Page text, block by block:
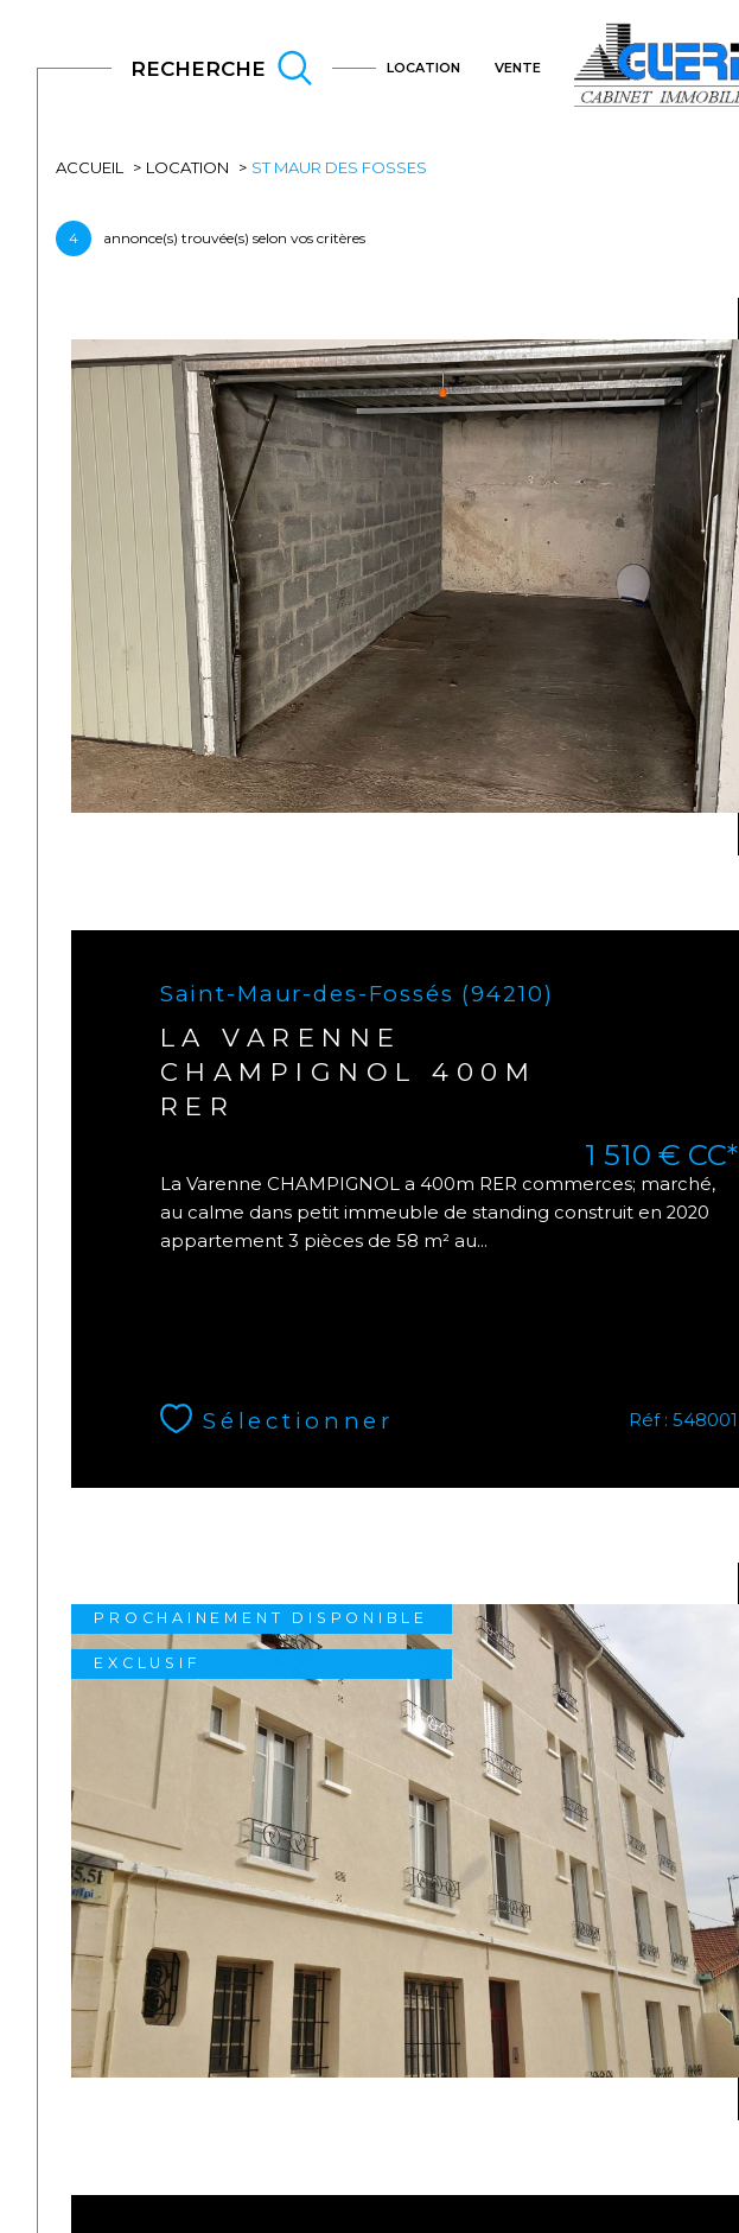
LOCATION VENTE
RECHERCHE
94100 - Saint-Maur-des-Fossés
ACCUEIL LOCATION ST MAUR DES FOSSES
4 annonce(s) trouvée(s) selon vos critères
Saint-Maur-des-Fossés (94210)
LA VARENNE
CHAMPIGNOL 400M
RER
1 510 € CC*
La Varenne CHAMPIGNOL a 400m RER commerces; marché,
au calme dans petit immeuble de standing construit en 2020
appartement 3 pièces de 58 m² au...
Sélectionner Réf : 548001
PROCHAINEMENT DISPONIBLE
EXCLUSIF